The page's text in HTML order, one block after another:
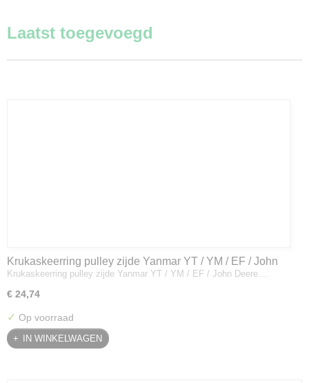
Laatst toegevoegd
Krukaskeerring pulley zijde Yanmar YT / YM / EF / John
Deere - 119934-01800
Krukaskeerring pulley zijde Yanmar YT / YM / EF / John Deere…
€ 24,74
✓ Op voorraad
IN WINKELWAGEN